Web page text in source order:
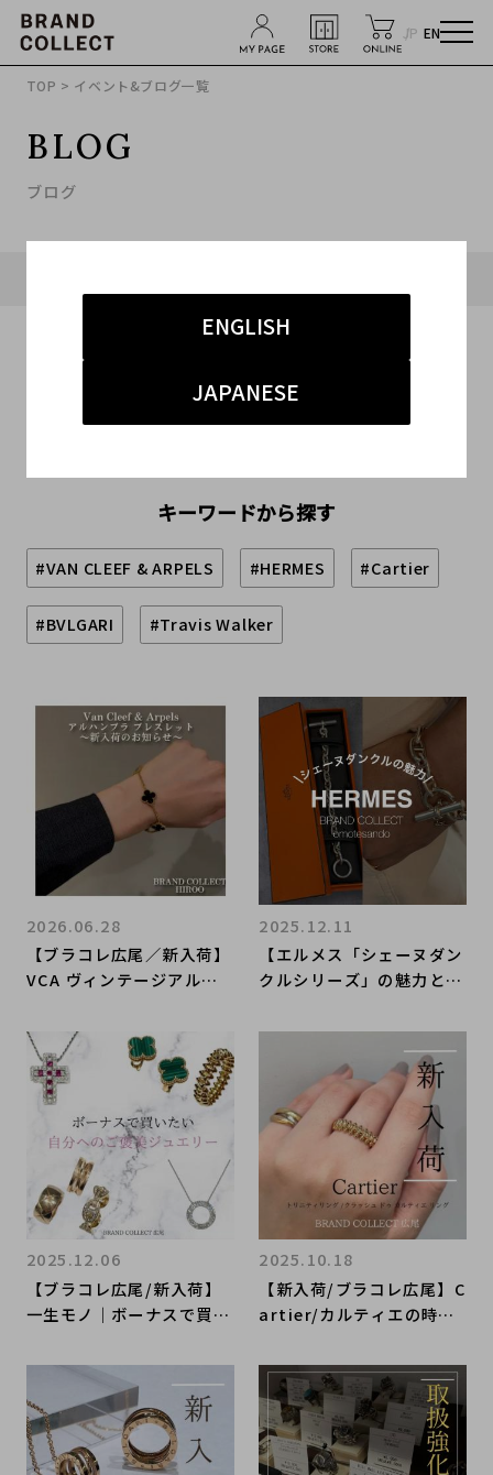
JP EN
ENGLISH
JAPANESE
TOP > イベント&ブログ一覧
BLOG
ブログ
キーワードから探す
#VAN CLEEF & ARPELS #HERMES #Cartier
#BVLGARI #Travis Walker
【ブラコレ広尾／新入荷】
VCA ヴィンテージアルハ
レット で手元に彩りを
2026.06.28
【エルメス「シェーヌダン
クルシリーズ」の魅力と査
を売るなら買うなら表参道
1号店にお任せください！
2025.12.11
【ブラコレ広尾/新入荷】
一生モノ｜ボーナスで買い
ージュエリーをご紹介
2025.12.06
【新入荷/ブラコレ広尾】C
artier/カルティエの時代
ー。アイコニックな新作リ
ングが入荷しました
2025.10.18